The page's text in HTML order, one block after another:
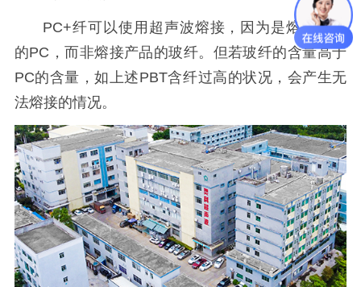
PC+纤可以使用超声波熔接，因为是熔接产品
的PC，而非熔接产品的玻纤。但若玻纤的含量高于
PC的含量，如上述PBT含纤过高的状况，会产生无
法熔接的情况。